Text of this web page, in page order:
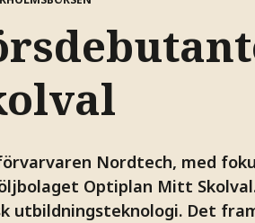
Nordtech, med
Optiplan Mitt
utbildningsteknologi. Det